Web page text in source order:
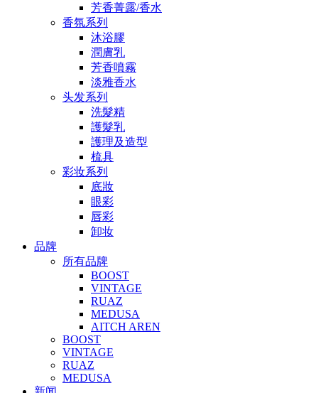
芳香菁露/香水
香氛系列
沐浴膠
潤膚乳
芳香噴霧
淡雅香水
头发系列
洗髮精
護髮乳
護理及造型
梳具
彩妆系列
底妝
眼彩
唇彩
卸妆
品牌
所有品牌
BOOST
VINTAGE
RUAZ
MEDUSA
AITCH AREN
BOOST
VINTAGE
RUAZ
MEDUSA